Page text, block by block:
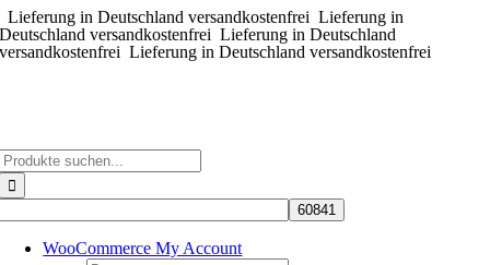
Zum
Inhalt
springen
Lieferung in Deutschland versandkostenfreiLieferung in
Deutschland versandkostenfrei Lieferung in Deutschland
versandkostenfreiLieferung in Deutschland versandkostenfrei
WooCommerce My Account